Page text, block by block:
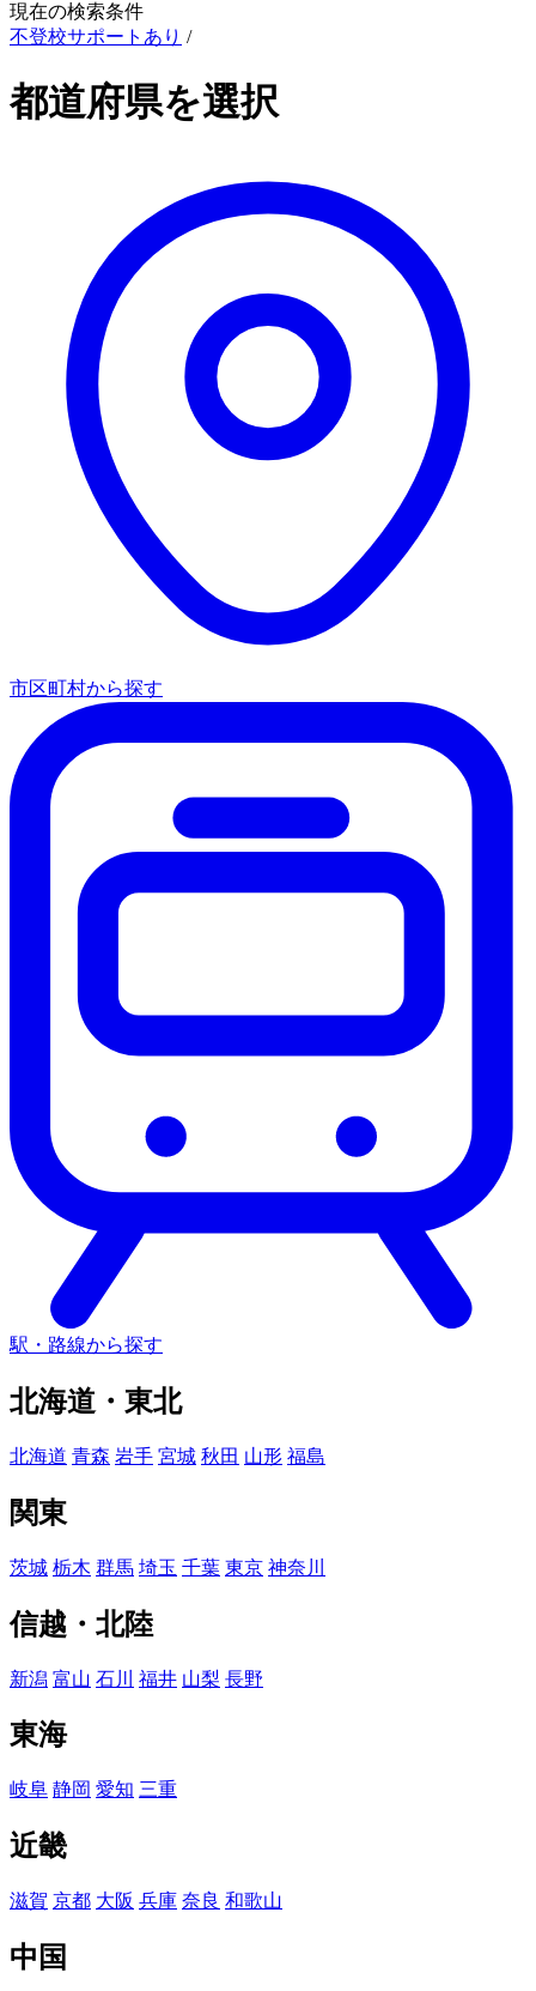
現在の検索条件
不登校サポートあり /
都道府県を選択
市区町村から探す
駅・路線から探す
北海道・東北
北海道 青森 岩手 宮城 秋田 山形 福島
関東
茨城 栃木 群馬 埼玉 千葉 東京 神奈川
信越・北陸
新潟 富山 石川 福井 山梨 長野
東海
岐阜 静岡 愛知 三重
近畿
滋賀 京都 大阪 兵庫 奈良 和歌山
中国